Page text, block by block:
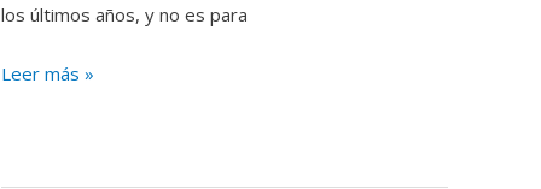
los últimos años, y no es para
Leer más »